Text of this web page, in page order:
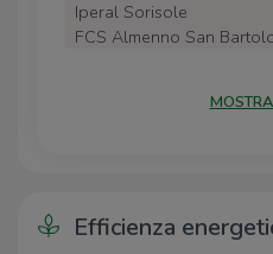
Iperal Sorisole
FCS Almenno San
Farmacia
Efficienza